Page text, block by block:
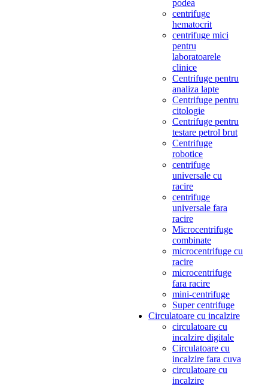
podea
centrifuge
hematocrit
centrifuge mici
pentru
laboratoarele
clinice
Centrifuge pentru
analiza lapte
Centrifuge pentru
citologie
Centrifuge pentru
testare petrol brut
Centrifuge
robotice
centrifuge
universale cu
racire
centrifuge
universale fara
racire
Microcentrifuge
combinate
microcentrifuge cu
racire
microcentrifuge
fara racire
mini-centrifuge
Super centrifuge
Circulatoare cu incalzire
circulatoare cu
incalzire digitale
Circulatoare cu
incalzire fara cuva
circulatoare cu
incalzire